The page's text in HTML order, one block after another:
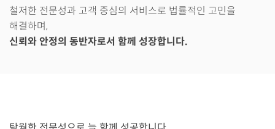
철저한 전문성과 고객 중심의 서비스로 법률적인 고민을
해결하며,
신뢰와 안정의 동반자로서 함께 성장합니다.